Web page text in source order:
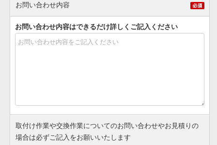
お問い合わせ内容
お問い合わせ内容はできるだけ詳しくご記入ください
取付け作業や交換作業についてのお問い合わせやお見積りの
場合は必ずご記入をお願いいたします